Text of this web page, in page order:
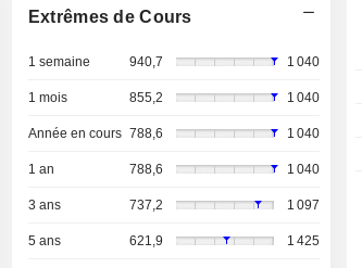
Extrêmes de Cours
1 semaine 940,7 1 040
1 mois 855,2 1 040
Année en cours 788,6 1 040
1 an 788,6 1 040
3 ans 737,2 1 097
5 ans 621,9 1 425